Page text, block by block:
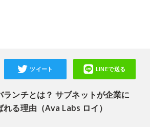
ランチとは？ サブネットが企業に
れる理由（Ava Labs ロイ）
ツイート LINEで送る